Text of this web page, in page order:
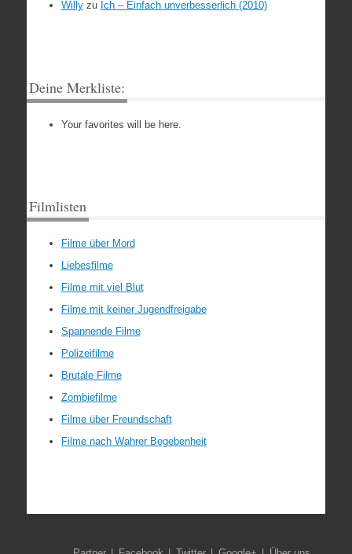
Willyzu Ich – Einfach unverbesserlich (2010)
Deine Merkliste:
Your favorites will be here.
Filmlisten
Filme über Mord
Liebesfilme
Filme mit viel Blut
Filme mit keiner Jugendfreigabe
Spannende Filme
Polizeifilme
Brutale Filme
Zombiefilme
Filme über Freundschaft
Filme nach Wahrer Begebenheit